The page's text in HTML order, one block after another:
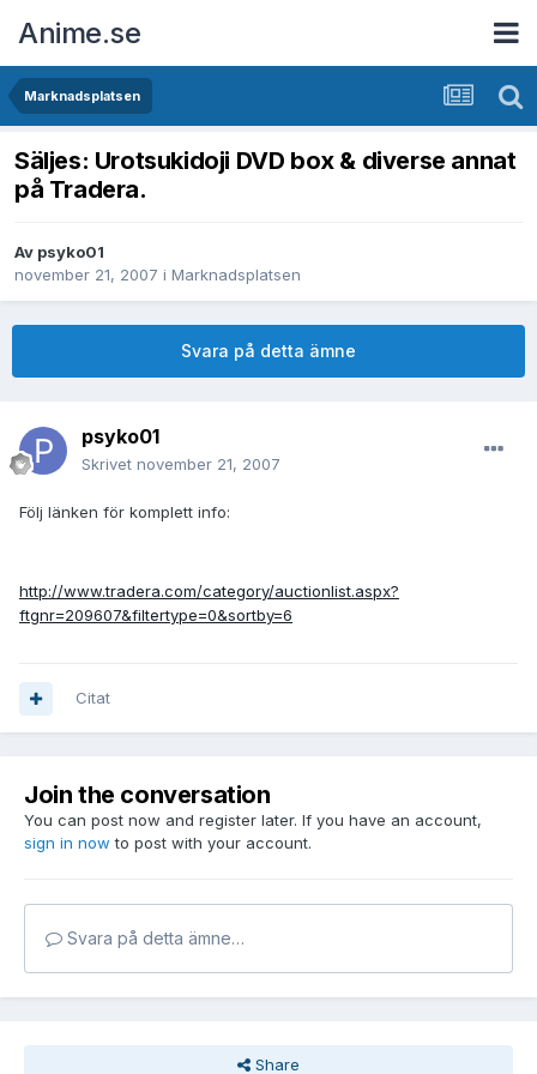
Anime.se
Marknadsplatsen
Säljes: Urotsukidoji DVD box & diverse annat
på Tradera.
Av psyko01
november 21, 2007 i Marknadsplatsen
Svara på detta ämne
psyko01
Skrivet november 21, 2007
Följ länken för komplett info:
http://www.tradera.com/category/auctionlist.aspx?
ftgnr=209607&filtertype=0&sortby=6
Citat
Join the conversation
You can post now and register later. If you have an account,
sign in now to post with your account.
Svara på detta ämne…
Share